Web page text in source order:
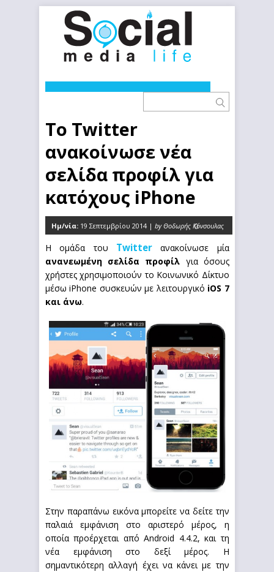
Το Twitter
ανακοίνωσε νέα
σελίδα προφίλ για
κατόχους iPhone
Ημ/νία: 19 Σεπτεμβρίου 2014 | by Θοδωρής Κόνσουλας
0
Η ομάδα του Twitter ανακοίνωσε μία
ανανεωμένη σελίδα προφίλ για όσους
χρήστες χρησιμοποιούν το Κοινωνικό Δίκτυο
μέσω iPhone συσκευών με λειτουργικό iOS 7
και άνω.
Στην παραπάνω εικόνα μπορείτε να δείτε την
παλαιά εμφάνιση στο αριστερό μέρος, η
οποία προέρχεται από Android 4.4.2, και τη
νέα εμφάνιση στο δεξί μέρος. Η
σημαντικότερη αλλαγή έχει να κάνει με την